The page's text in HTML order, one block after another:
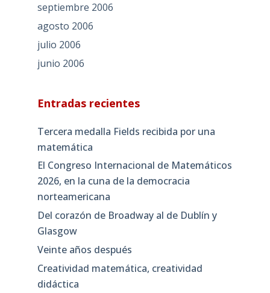
septiembre 2006
agosto 2006
julio 2006
junio 2006
Entradas recientes
Tercera medalla Fields recibida por una
matemática
El Congreso Internacional de Matemáticos
2026, en la cuna de la democracia
norteamericana
Del corazón de Broadway al de Dublín y
Glasgow
Veinte años después
Creatividad matemática, creatividad
didáctica